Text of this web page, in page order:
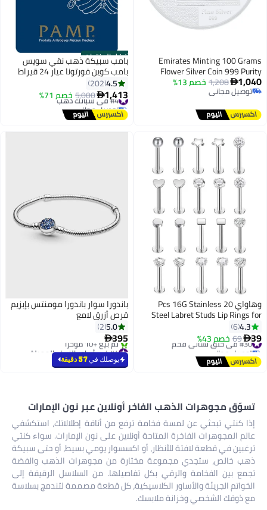
Emirates Minting 100 Grams
Flower Silver Coin 999 Purity
1,040
1,208خصم 13%
توصيل مجاني
توصيل مجاني
أفضل المنتجات
بامب سبيكة ذهب نقي سويس
بامب كوين فورتونا عيار 24 قيراط
4.5
202
1,413
5,000خصم 71% #4 في سبائك ذهب
توصيل مجاني
#4 في سبائك ذهب
وهاواي 20 Pcs 16G Stainless
Steel Labret Studs Lip Rings for
Men Women 3mm CZ Nose Studs
Cartilage Earrings Tragus Helix
Piercing Jewelry 8mm Bar Length
4.3
6
39
69 خصم 43% #30 في حلق نسائي فخم
توصيل مجاني
#30 في حلق نسائي فخم
باندورا سوار باندورا مومنتس بإبزيم
قرص أزرق لامع
5.0
2
395
#4 في أساور النساء الجميلة
بتخلّص بسرعة
تم بيع +10 مؤخرًا
يوصلك في57 دقيقة
تسوّق مجوهرات الذهب الفاخر أونلاين عبر نون الإمارات
إذا كنتي تبحثي عن لمسة فخامة ترفع من أناقة إطلالاتك، استكشفي
عالم المجوهرات الفاخرة المتاحة أونلاين على نون الإمارات. سواء كنتي
ترغبين في قطعة لافتة للأنظار، أو اكسسوار يومي بسيط، أو حتى سبيكة
ذهب خالص، ستجدي مجموعة مختارة من مجوهرات الذهب والفضة
تجمع بين الفخامة والرقي بكل تفاصيلها. من السلاسل الرقيقة إلى
الخواتم الجريئة والأساور الكلاسيكية، كل قطعة مصممة لتندمج بسلاسة
مع ذوقك الشخصي وخزانة ملابسك.